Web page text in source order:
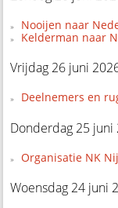
Nooijen naar
Kelderman naar
Vrijdag 26 juni
Deelnemers en
Donderdag 25 juni
Organisatie NK
Woensdag 24 juni